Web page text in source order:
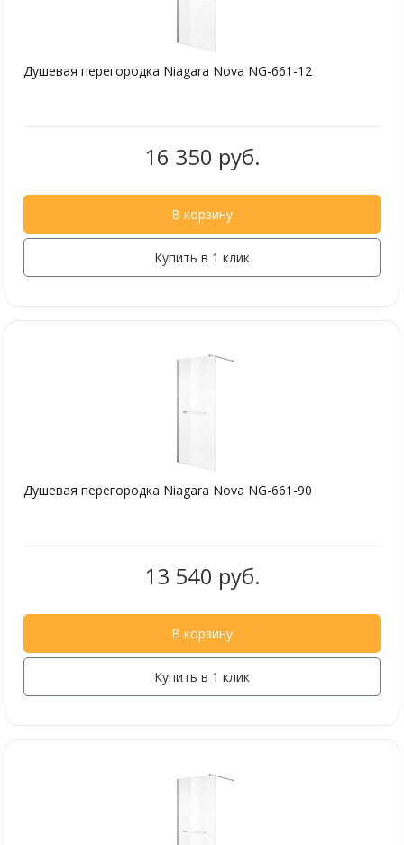
Душевая перегородка Niagara Nova NG-661-12
16 350 руб.
В корзину
Купить в 1 клик
Душевая перегородка Niagara Nova NG-661-90
13 540 руб.
В корзину
Купить в 1 клик